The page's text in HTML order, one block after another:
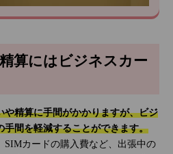
算にはビジネスカー
や精算に手間がかかりますが、ビジ
手間を軽減することができます。
SIMカードの購入費など、出張中の